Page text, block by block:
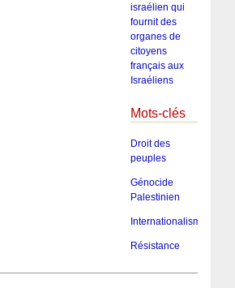
israélien qui
fournit des
organes de
citoyens
français aux
Israéliens
Mots-clés
Droit des
peuples
Génocide
Palestinien
Internationalisme
Résistance